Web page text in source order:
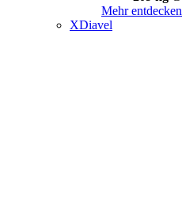
Mehr entdecken
XDiavel